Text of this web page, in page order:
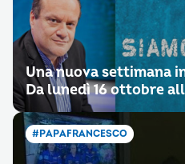
Una nuova settimana
Da lunedì 16 ottobre
#PAPAFRANCESCO